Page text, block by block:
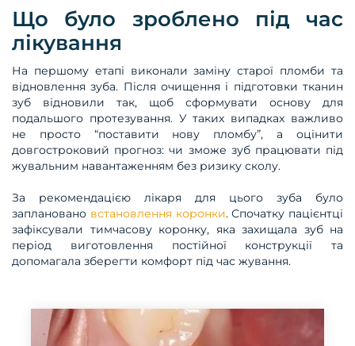
Що було зроблено під час
лікування
На першому етапі виконали заміну старої пломби та
відновлення зуба. Після очищення і підготовки тканин
зуб відновили так, щоб сформувати основу для
подальшого протезування. У таких випадках важливо
не просто “поставити нову пломбу”, а оцінити
довгостроковий прогноз: чи зможе зуб працювати під
жувальним навантаженням без ризику сколу.
За рекомендацією лікаря для цього зуба було
заплановано встановлення коронки. Спочатку пацієнтці
зафіксували тимчасову коронку, яка захищала зуб на
період виготовлення постійної конструкції та
допомагала зберегти комфорт під час жування.